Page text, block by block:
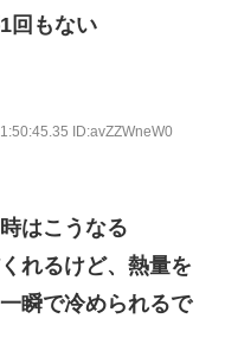
回もない
ID:avZZWneW0
はこうなる
れるけど、熱量を
瞬で冷められるで